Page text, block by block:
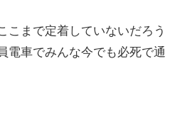
こまで定着していないだろう
電車でみんな今でも必死で通